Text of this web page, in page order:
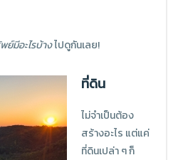
ย์มีอะไรบ้างไปดูกันเลย!
ที่ดิน
ไม่จำเป็นต้อง
สร้างอะไร แต่แค่
ที่ดินเปล่า ๆ ก็